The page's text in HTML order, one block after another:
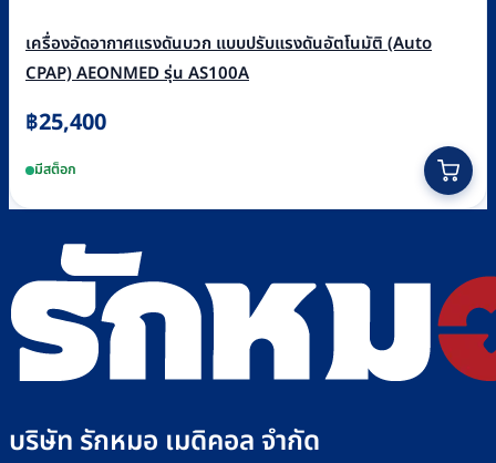
เครื่องอัดอากาศแรงดันบวก แบบปรับแรงดันอัตโนมัติ (Auto
CPAP) AEONMED รุ่น AS100A
฿25,400
มีสต็อก
บริษัท รักหมอ เมดิคอล จำกัด